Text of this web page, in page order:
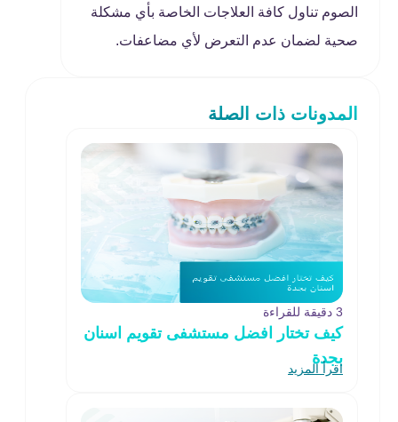
الصوم تناول كافة العلاجات الخاصة بأي مشكلة
صحية لضمان عدم التعرض لأي مضاعفات.
المدونات ذات الصلة
3 دقيقة للقراءة
كيف تختار افضل مستشفى تقويم اسنان
بجدة
اقرأ المزيد